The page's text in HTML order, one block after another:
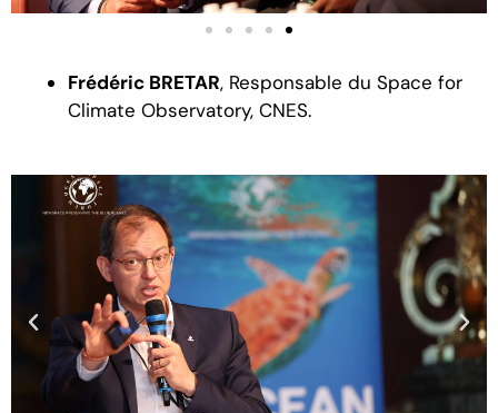
Frédéric BRETAR, Responsable du Space for
Climate Observatory, CNES.